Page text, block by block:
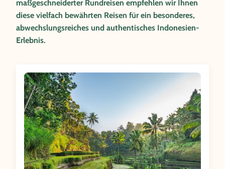
maßgeschneiderter Rundreisen empfehlen wir Ihnen
diese vielfach bewährten Reisen für ein besonderes,
abwechslungsreiches und authentisches Indonesien-
Erlebnis.